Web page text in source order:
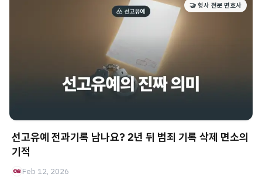
🤝 형사 전문 변호사
선고유예 전과기록 남나요? 2년 뒤 범죄 기록 삭제 면소의
기적
Feb 12, 2026